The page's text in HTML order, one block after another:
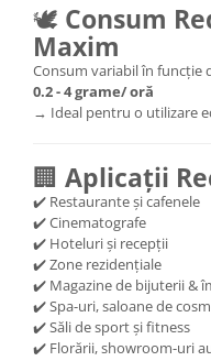
🕊️ Consum
Maxim
Consum variabil în funcție
0.2 - 4 grame/ oră
→ Ideal pentru o utilizare
🏢 Aplicații
✔️ Restaurante și cafenele
✔️ Cinematografe
✔️ Hoteluri și recepții
✔️ Zone rezidențiale
✔️ Magazine de bijuterii &
✔️ Spa-uri, saloane de
✔️ Săli de sport și fitness
✔️ Florării, showroom-uri